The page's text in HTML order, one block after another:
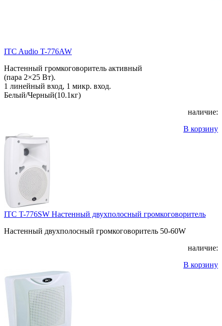
ITC Audio T-776AW
Настенный громкоговоритель активный
(пара 2×25 Вт).
1 линейный вход, 1 микр. вход.
Белый/Черный(10.1кг)
наличие:
В корзину
ITC T-776SW Настенный двухполосный громкоговоритель
Настенный двухполосный громкоговоритель 50-60W
наличие:
В корзину